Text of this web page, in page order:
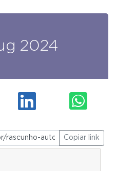
2024
Copiar link